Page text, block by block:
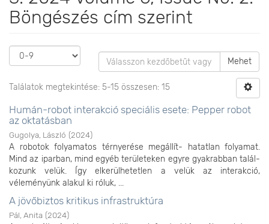
Böngészés cím szerint
Mehet
Találatok megtekintése: 5-15 összesen: 15
Humán-robot interakció speciális esete: Pepper robot
az oktatásban
Gugolya, László (2024)
A robotok folyamatos térnyerése megállít- hatatlan folyamat.
Mind az iparban, mind egyéb területeken egyre gyakrabban talál-
kozunk velük. Így elkerülhetetlen a velük az interakció,
véleményünk alakul ki róluk, ...
A jövőbiztos kritikus infrastruktúra
Pál, Anita (2024)